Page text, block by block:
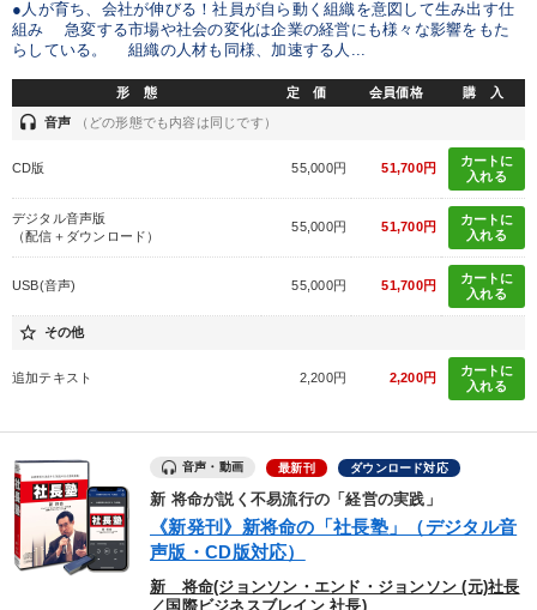
ondemand_video 経営音声・動画を探す refresh 更新する
しいただけます
会社のパフォーマンスを高める講話 【6月】音声・映像
全国経営者セミナー収録〈売れ筋・人気〉音声＆動画20選
最新トレンドと時代の潮流を押さえる
予測と株式投資」最新刊
【12月】音声・映像 社員が自律的に動き出す組織づくり
大竹愼一書籍
オーナー社長の「現場力の経営」＋現場の「儲ける力」をさらに
●人が育ち、会社が伸びる！社員が自ら動く組織を意図して生み出す仕
組み 急変する市場や社会の変化は企業の経営にも様々な影響をもた
らしている。 組織の人材も同様、加速する人...
形 態 定 価 会員価格 購 入
headset 音声 （どの形態でも内容は同じです）
CD版 55,000円 51,700円
カートに
入れる
デジタル音声版
（配信＋ダウンロード）
55,000円 51,700円
カートに
入れる
USB(音声) 55,000円 51,700円
カートに
入れる
star_border その他
追加テキスト 2,200円 2,200円
カートに
入れる
音声・動画 最新刊 ダウンロード対応
新 将命が説く不易流行の「経営の実践」
《新発刊》新将命の「社長塾」（デジタル音
声版・CD版対応）
新 将命(ジョンソン・エンド・ジョンソン (元)社長